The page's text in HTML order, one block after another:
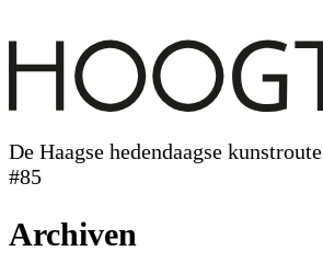
De Haagse hedendaagse kunstroute
#85
Archiven